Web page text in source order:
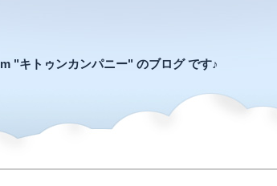
"キトゥンカンパニー" のブログ です♪